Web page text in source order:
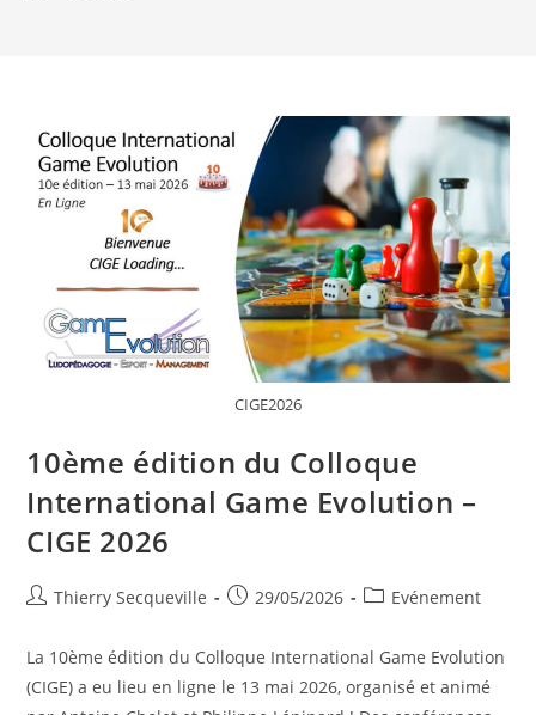
CIGE2026
10ème édition du Colloque
International Game Evolution –
CIGE 2026
Auteur/autrice
publication :
Thierry Secqueville
Publication
29/05/2026
PostEvénement
La 10ème édition du Colloque International Game Evolution
(CIGE) a eu lieu en ligne le 13 mai 2026, organisé et animé